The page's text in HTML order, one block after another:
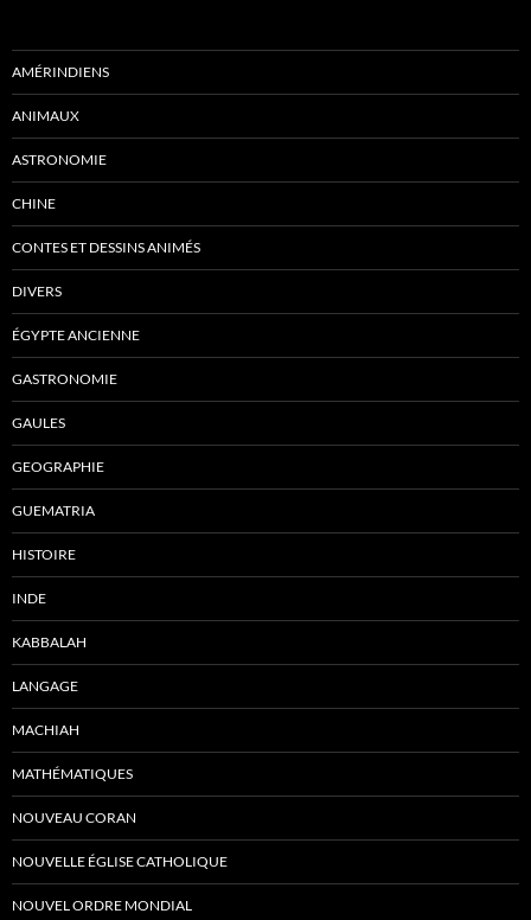
AMÉRINDIENS
ANIMAUX
ASTRONOMIE
CHINE
CONTES ET DESSINS ANIMÉS
DIVERS
ÉGYPTE ANCIENNE
GASTRONOMIE
GAULES
GEOGRAPHIE
GUEMATRIA
HISTOIRE
INDE
KABBALAH
LANGAGE
MACHIAH
MATHÉMATIQUES
NOUVEAU CORAN
NOUVELLE ÉGLISE CATHOLIQUE
NOUVEL ORDRE MONDIAL